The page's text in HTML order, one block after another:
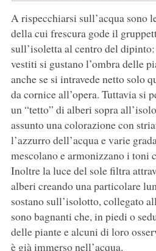
A rispecchiarsi sull’acqua sono
della cui frescura gode il
sull’isoletta al centro del
vestiti si gustano l’ombra delle
anche se si intravede netto solo
da cornice all’opera. Tuttavia si
un “tetto” di alberi sopra
assunto una colorazione con
l’azzurro dell’acqua e varie
mescolano e armonizzano i toni
Inoltre la luce del sole filtra
alberi creando una particolare
sostano sull’isolotto, collegato
sono bagnanti che, in piedi o
delle piante e alcuni di loro
è già immerso nell’acqua.